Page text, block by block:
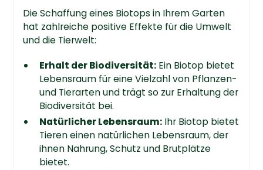
Die Schaffung eines Biotops in Ihrem Garten
hat zahlreiche positive Effekte für die Umwelt
und die Tierwelt:
Erhalt der Biodiversität:Ein Biotop bietet
Lebensraum für eine Vielzahl von Pflanzen-
und Tierarten und trägt so zur Erhaltung der
Biodiversität bei.
Natürlicher Lebensraum:Ihr Biotop bietet
Tieren einen natürlichen Lebensraum, der
ihnen Nahrung, Schutz und Brutplätze
bietet.